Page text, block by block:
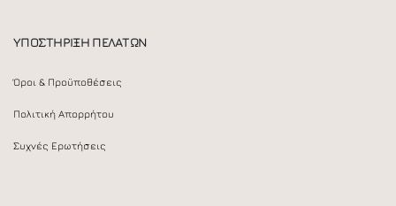
ΥΠΟΣΤΗΡΙΞΗ ΠΕΛΑΤΩΝ
Όροι & Προϋποθέσεις
Πολιτική Απορρήτου
Συχνές Ερωτήσεις